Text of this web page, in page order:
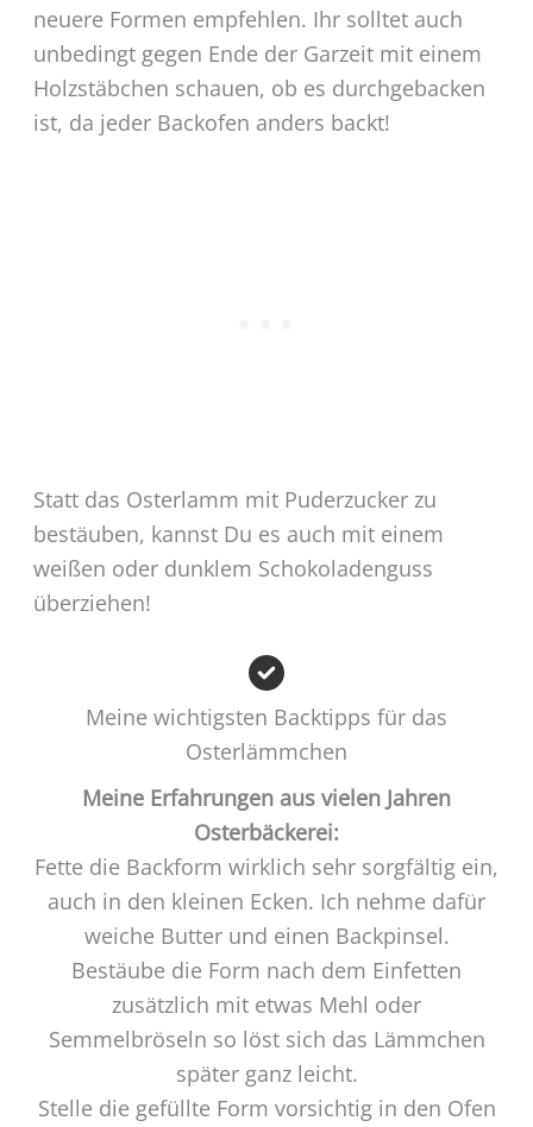
neuere Formen empfehlen. Ihr solltet auch
unbedingt gegen Ende der Garzeit mit einem
Holzstäbchen schauen, ob es durchgebacken
ist, da jeder Backofen anders backt!
Statt das Osterlamm mit Puderzucker zu
bestäuben, kannst Du es auch mit einem
weißen oder dunklem Schokoladenguss
überziehen!
Meine wichtigsten Backtipps für das
Osterlämmchen
Meine Erfahrungen aus vielen Jahren
Osterbäckerei:
Fette die Backform wirklich sehr sorgfältig ein,
auch in den kleinen Ecken. Ich nehme dafür
weiche Butter und einen Backpinsel.
Bestäube die Form nach dem Einfetten
zusätzlich mit etwas Mehl oder
Semmelbröseln so löst sich das Lämmchen
später ganz leicht.
Stelle die gefüllte Form vorsichtig in den Ofen